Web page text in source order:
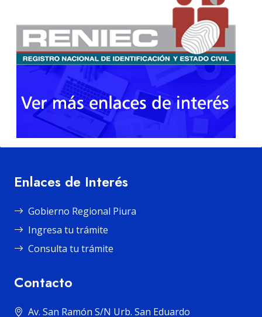
Enlaces de Interés
Gobierno Regional Piura
Ingresa tu trámite
Consulta tu trámite
Contacto
Av. San Ramón S/N Urb. San Eduardo